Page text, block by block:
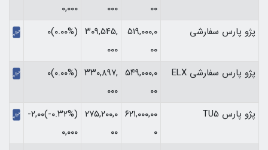
۰۰
۰۰۰
۰,۰۰۰‏
پژو پارس سفارشی
۵۱۹,۰۰۰,۰
۰۰
۳۰۹,۵۴۵,
۰۰۰
(۰.۰۰%)۰
پژو پارس سفارشی ELX
۵۴۹,۰۰۰,۰
۰۰
۳۳۰,۸۹۷,
۰۰۰
(۰.۰۰%)۰
پژو پارس TU5
۶۲۱,۰۰۰,۰۰
۰
۲۷۵,۲۰۰,۰
۰۰
(‎-۰.۳۲%‏)‎-۲,۰۰
۰,۰۰۰‏